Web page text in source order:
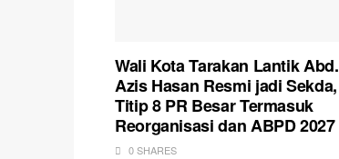
Wali Kota Tarakan Lantik Abd.
Azis Hasan Resmi jadi Sekda,
Titip 8 PR Besar Termasuk
Reorganisasi dan ABPD 2027
0 SHARES